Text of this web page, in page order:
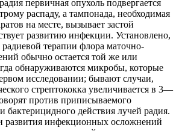
первичная опухоль подвергается
распаду, а тампонада, необходимая
на месте, вызывает застой
развитию инфекции. Установлено,
терапии флора маточно-
обычно остается той же или
обнаруживаются микробы, которые
исследовании; бывают случаи,
стрептококка увеличивается в 3—
против приписываемого
бактерицидного действия лучей радия.
развития инфекционных осложнений